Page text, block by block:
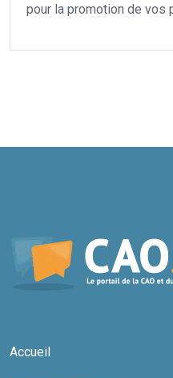
pour la promotion de
Accueil